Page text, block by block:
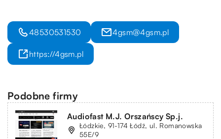
48530531530 4gsm@4gsm.pl
https://4gsm.pl
Podobne firmy
Audiofast M.J. Orszańscy Sp.j.
Łódzkie, 91-174 Łódź, ul. Romanowska
55E/9